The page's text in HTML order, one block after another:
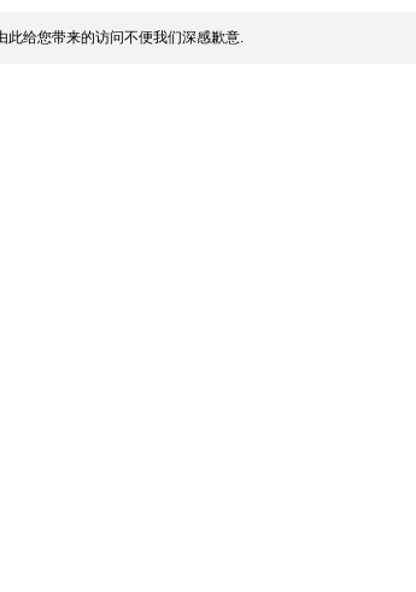
给您带来的访问不便我们深感歉意.